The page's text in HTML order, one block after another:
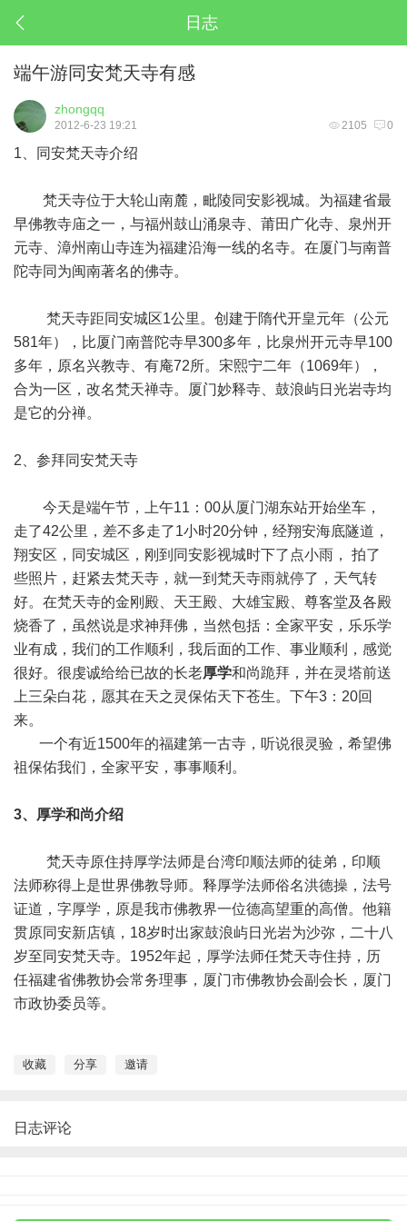
日志
端午游同安梵天寺有感
zhongqq
2105 0
2012-6-23 19:21
1、同安梵天寺介绍
梵天寺位于大轮山南麓，毗陵同安影视城。为福建省最
早佛教寺庙之一，与福州鼓山涌泉寺、莆田广化寺、泉州开
元寺、漳州南山寺连为福建沿海一线的名寺。在厦门与南普
陀寺同为闽南著名的佛寺。
梵天寺距同安城区1公里。创建于隋代开皇元年（公元
581年），比厦门南普陀寺早300多年，比泉州开元寺早100
多年，原名兴教寺、有庵72所。宋熙宁二年（1069年），
合为一区，改名梵天禅寺。厦门妙释寺、鼓浪屿日光岩寺均
是它的分禅。
2、参拜同安梵天寺
今天是端午节，上午11：00从厦门湖东站开始坐车，
走了42公里，差不多走了1小时20分钟，经翔安海底隧道，
翔安区，同安城区，刚到同安影视城时下了点小雨， 拍了
些照片，赶紧去梵天寺，就一到梵天寺雨就停了，天气转
好。在梵天寺的金刚殿、天王殿、大雄宝殿、尊客堂及各殿
烧香了，虽然说是求神拜佛，当然包括：全家平安，乐乐学
业有成，我们的工作顺利，我后面的工作、事业顺利，感觉
很好。很虔诚给给已故的长老厚学和尚跪拜，并在灵塔前送
上三朵白花，愿其在天之灵保佑天下苍生。下午3：20回
来。
一个有近1500年的福建第一古寺，听说很灵验，希望佛
祖保佑我们，全家平安，事事顺利。
3、厚学和尚介绍
梵天寺原住持厚学法师是台湾印顺法师的徒弟，印顺
法师称得上是世界佛教导师。释厚学法师俗名洪德操，法号
证道，字厚学，原是我市佛教界一位德高望重的高僧。他籍
贯原同安新店镇，18岁时出家鼓浪屿日光岩为沙弥，二十八
岁至同安梵天寺。1952年起，厚学法师任梵天寺住持，历
任福建省佛教协会常务理事，厦门市佛教协会副会长，厦门
市政协委员等。
收藏 分享 邀请
日志评论